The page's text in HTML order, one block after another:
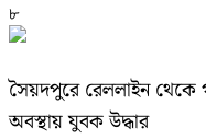
৮
সৈয়দপুরে রেললাইন থেকে
অবস্থায় যুবক উদ্ধার